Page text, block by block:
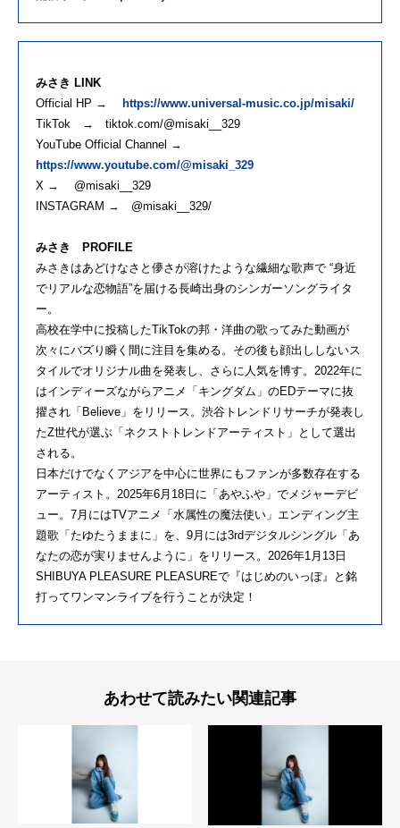
みさき LINK
Official HP → https://www.universal-music.co.jp/misaki/
TikTok → tiktok.com/@misaki__329
YouTube Official Channel →
https://www.youtube.com/@misaki_329
X → @misaki__329
INSTAGRAM → @misaki__329/
みさき PROFILE
みさきはあどけなさと儚さが溶けたような繊細な歌声で “身近
でリアルな恋物語”を届ける長崎出身のシンガーソングライタ
ー。
高校在学中に投稿したTikTokの邦・洋曲の歌ってみた動画が
次々にバズり瞬く間に注目を集める。その後も顔出ししないス
タイルでオリジナル曲を発表し、さらに人気を博す。2022年に
はインディーズながらアニメ「キングダム」のEDテーマに抜
擢され「Believe」をリリース。渋谷トレンドリサーチが発表し
たZ世代が選ぶ「ネクストトレンドアーティスト」として選出
される。
日本だけでなくアジアを中心に世界にもファンが多数存在する
アーティスト。2025年6月18日に「あやふや」でメジャーデビ
ュー。7月にはTVアニメ「水属性の魔法使い」エンディング主
題歌「たゆたうままに」を、9月には3rdデジタルシングル「あ
なたの恋が実りませんように」をリリース。2026年1月13日
SHIBUYA PLEASURE PLEASUREで『はじめのいっぽ』と銘
打ってワンマンライブを行うことが決定！
あわせて読みたい関連記事